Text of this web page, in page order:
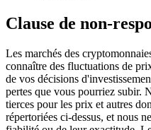
Precious Metals Trading
Trade Gold & Silver ·
Clause de non-
Les marchés des
connaître des fluctuations de
de vos décisions
pertes que vous pourriez subir.
tierces pour les prix et autres
répertoriées ci-dessus, et nous